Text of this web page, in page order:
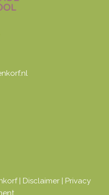
| Disclaimer | Privacy